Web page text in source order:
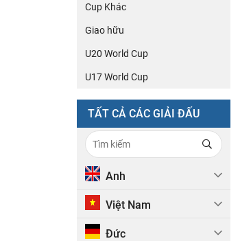
Cup Khác
Giao hữu
U20 World Cup
U17 World Cup
TẤT CẢ CÁC GIẢI ĐẤU
Anh
Việt Nam
Đức